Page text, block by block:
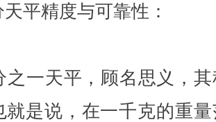
平精度与可靠性：
天平，顾名思义，其
就是说，在一千克的重